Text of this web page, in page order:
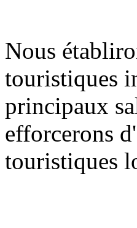
Nous
touristiques
principaux
efforcerons
touristiques